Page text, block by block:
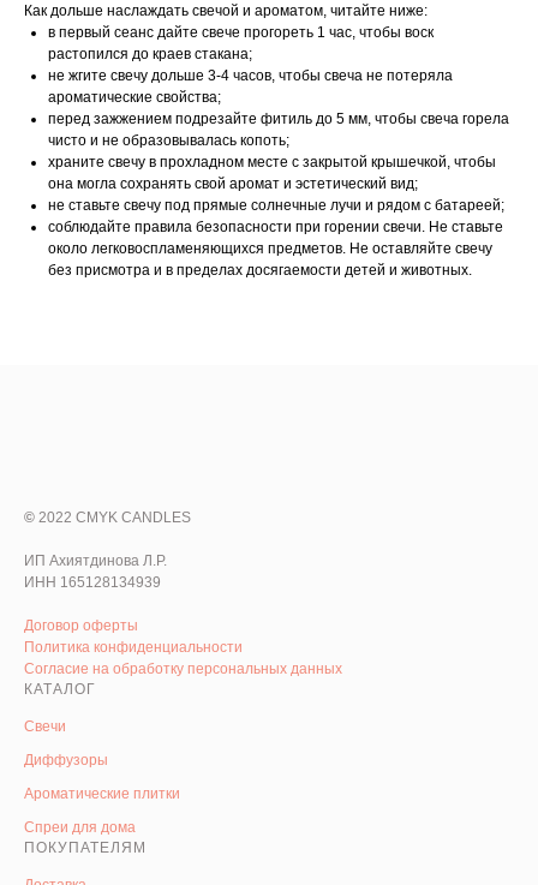
Как дольше наслаждать свечой и ароматом, читайте ниже:
в первый сеанс дайте свече прогореть 1 час, чтобы воск
растопился до краев стакана;
не жгите свечу дольше 3-4 часов, чтобы свеча не потеряла
ароматические свойства;
перед зажжением подрезайте фитиль до 5 мм, чтобы свеча горела
чисто и не образовывалась копоть;
храните свечу в прохладном месте с закрытой крышечкой, чтобы
она могла сохранять свой аромат и эстетический вид;
не ставьте свечу под прямые солнечные лучи и рядом с батареей;
соблюдайте правила безопасности при горении свечи. Не ставьте
около легковоспламеняющихся предметов. Не оставляйте свечу
без присмотра и в пределах досягаемости детей и животных.
© 2022 CMYK CANDLES
ИП Ахиятдинова Л.Р.
ИНН 165128134939
Договор оферты
Политика конфиденциальности
Согласие на обработку персональных данных
КАТАЛОГ
Свечи
Диффузоры
Ароматические плитки
Спреи для дома
ПОКУПАТЕЛЯМ